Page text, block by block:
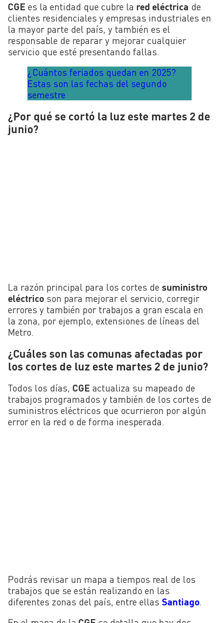
CGE es la entidad que cubre la red eléctrica de
clientes residenciales y empresas industriales en
la mayor parte del país, y también es el
responsable de reparar y mejorar cualquier
servicio que esté presentando fallas.
¿Cuántos feriados quedan en 2025?
Estas son las fechas del segundo
semestre
¿Por qué se cortó la luz este martes 2 de
junio?
La razón principal para los cortes de suministro
eléctrico son para mejorar el servicio, corregir
errores y también por trabajos a gran escala en
la zona, por ejemplo, extensiones de líneas del
Metro.
¿Cuáles son las comunas afectadas por
los cortes de luz este martes 2 de junio?
Todos los días, CGE actualiza su mapeado de
trabajos programados y también de los cortes de
suministros eléctricos que ocurrieron por algún
error en la red o de forma inesperada.
Podrás revisar un mapa a tiempos real de los
trabajos que se están realizando en las
diferentes zonas del país, entre ellas Santiago.